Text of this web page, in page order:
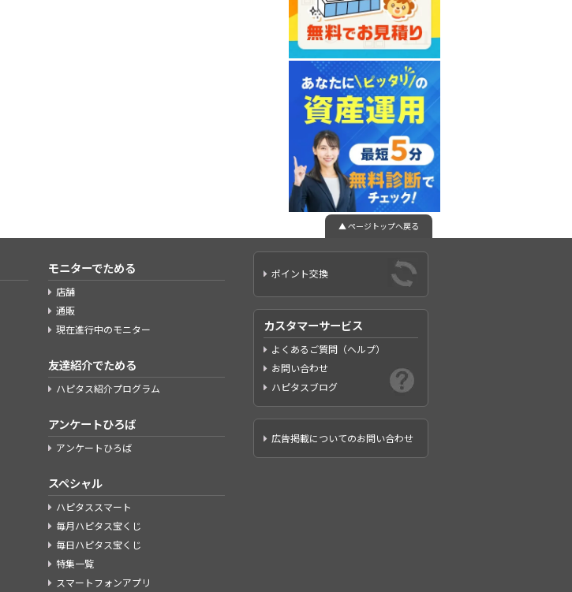
▲ ページトップへ戻る
モニターでためる
店舗
通販
現在進行中のモニター
友達紹介でためる
ハピタス紹介プログラム
アンケートひろば
アンケートひろば
スペシャル
ハピタススマート
毎月ハピタス宝くじ
毎日ハピタス宝くじ
特集一覧
スマートフォンアプリ
ポイント交換
カスタマーサービス
よくあるご質問（ヘルプ）
お問い合わせ
ハピタスブログ
広告掲載についてのお問い合わせ